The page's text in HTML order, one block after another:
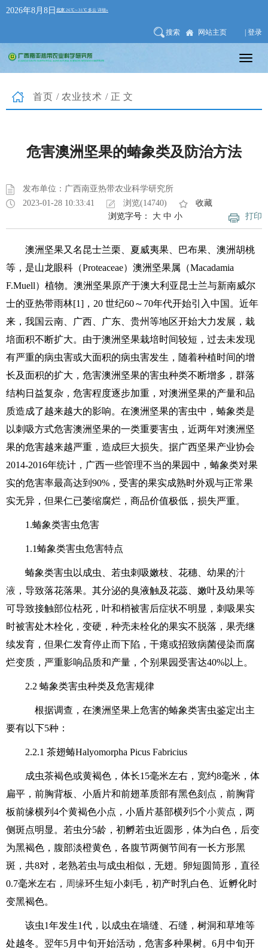
2026年8月8日
搜索 网站主页 | 登录
首页 / 农业技术 /正文
危害澳洲坚果的蝽象类及防治方法
发布单位：广西南亚热带农业科学研究所
2023-01-28 10:33:41
浏览(14740)
收藏
打印
浏览字号： 大 中 小
澳洲坚果又名昆士兰栗、夏威夷果、巴布果、澳洲胡桃
等，是山龙眼科（Proteaceae）澳洲坚果属（Macadamia
F.Muell）植物。澳洲坚果原产于澳大利亚昆士兰与新南威尔
士的亚热带雨林[1]，20 世纪60～70年代开始引入中国。近年
来，我国云南、广西、广东、贵州等地区开始大力发展，栽
培面积不断扩大。由于澳洲坚果栽培时间较短，过去未发现
有严重的病虫害或大面积的病虫害发生，随着种植时间的增
长及面积的扩大，危害澳洲坚果的害虫种类不断增多，群落
结构日益复杂，危害程度逐步加重，对澳洲坚果的产量和品
质造成了越来越大的影响。在澳洲坚果的害虫中，蝽象类是
以刺吸方式危害澳洲坚果的一类重要害虫，近两年对澳洲坚
果的危害越来越严重，造成巨大损失。据广西坚果产业协会
2014-2016年统计，广西一些管理不当的果园中，蝽象类对果
实的危害率最高达到90%，受害的果实成熟时外观与正常果
实无异，但果仁已萎缩腐烂，商品价值极低，损失严重。
1.蝽象类害虫危害
1.1蝽象类害虫危害特点
蝽象类害虫以成虫、若虫刺吸嫩枝、花穗、幼果的汁
液 ，导致落花落果。其分泌的臭液触及花蕊、嫩叶及幼果等
可导致接触部位枯死，叶和梢被害后症状不明显，刺吸果实
时被害处木栓化，变硬，种壳未栓化的果实不脱落，果壳继
续发育，但果仁发育停止而下陷，干瘪或招致病菌侵染而腐
烂变质，严重影响品质和产量，个别果园受害达40%以上。
2.2 蝽象类害虫种类及危害规律
根据调查，在澳洲坚果上危害的蝽象类害虫鉴定出主
要有以下5种：
2.2.1 茶翅蝽Halyomorpha Picus Fabricius
成虫茶褐色或黄褐色，体长15毫米左右，宽约8毫米，体
扁平，前胸背板、小盾片和前翅革质部有黑色刻点，前胸背
板前缘横列4个黄褐色小点，小盾片基部横列5个小黄点，两
侧斑点明显。若虫分5龄，初孵若虫近圆形，体为白色，后变
为黑褐色，腹部淡橙黄色，各腹节两侧节间有一长方形黑
斑，共8对，老熟若虫与成虫相似，无翅。卵短圆筒形，直径
0.7毫米左右， 周缘环生短小刺毛，初产时乳白色、近孵化时
变黑褐色。
该虫1年发生1代，以成虫在墙缝、石缝，树洞和草堆等
处越冬。翌年5月中旬开始活动，危害多种果树。6月中旬开